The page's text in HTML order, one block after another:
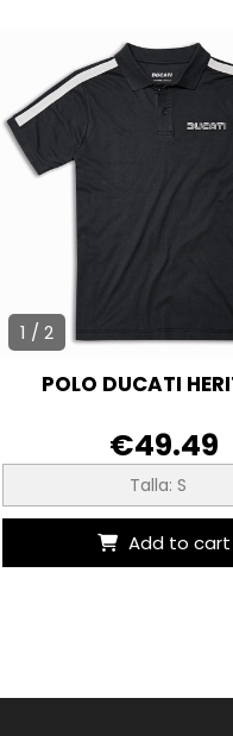
1 / 2
POLO DUCATI
€49.49
Talla: S
Add to cart